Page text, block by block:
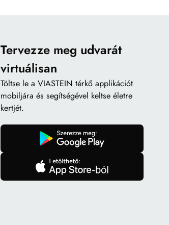
Tervezze meg udvarát
virtuálisan
Töltse le a VIASTEIN térkő applikációt
mobiljára és segítségével keltse életre
kertjét.
gomb
gomb